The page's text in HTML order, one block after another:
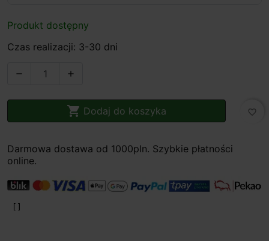
Produkt dostępny
Czas realizacji: 3-30 dni
 
 Dodaj do koszyka favorite_border
Darmowa dostawa od 1000pln. Szybkie płatności
online.